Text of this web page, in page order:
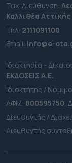
Ταχ. Διεύθυνση:
Καλλιθέα Αττικής
Τηλ: 2111091100
Εmail: info@e-
Ιδιοκτησία -
ΕΚΔΟΣΕΙΣ A.E.
Ιδιοκτήτης /
ΑΦΜ: 800595750,
Διευθυντής /
Διευθυντής